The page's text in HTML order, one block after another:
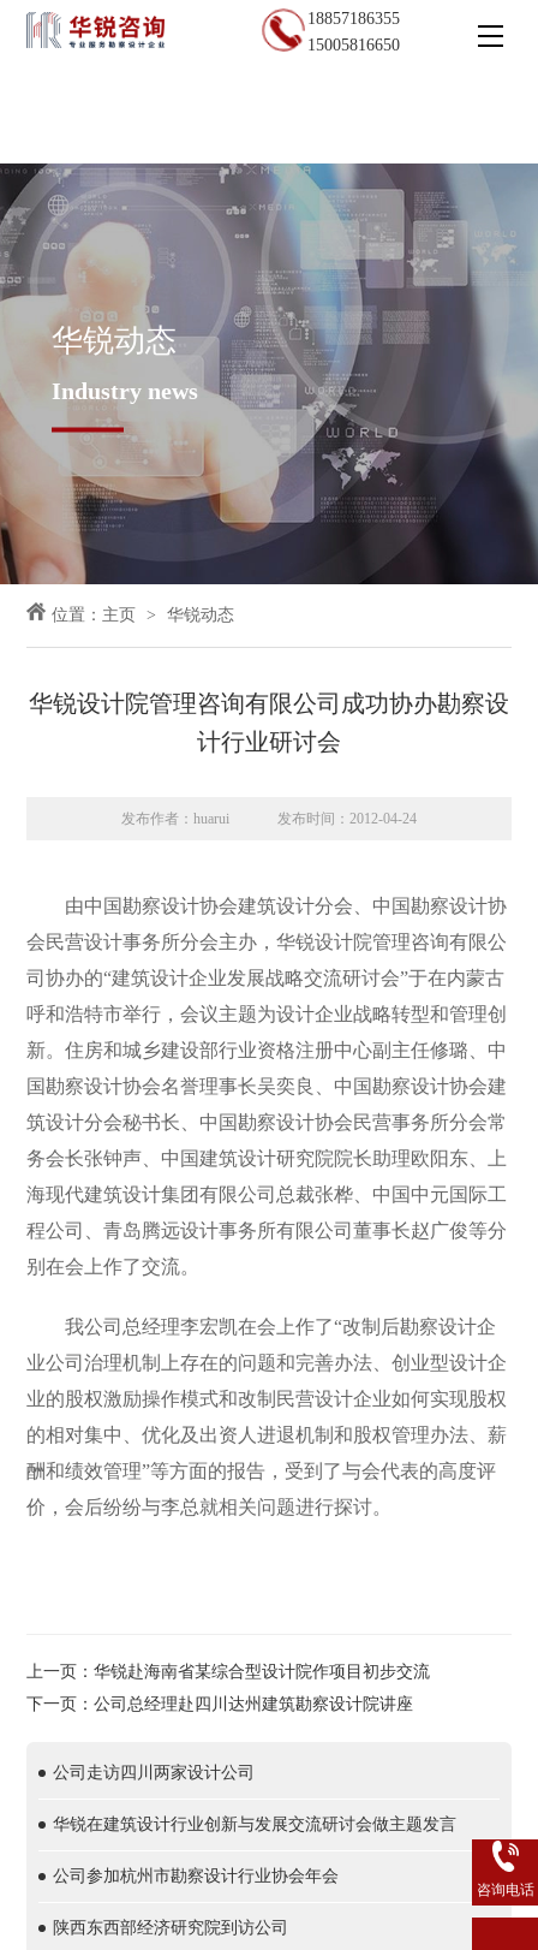
18857186355
15005816650
华锐动态
Industry news
位置： 主页 华锐动态
华锐设计院管理咨询有限公司成功协办勘察设
计行业研讨会
发布作者：huarui 发布时间：2012-04-24
由中国勘察设计协会建筑设计分会、中国勘察设计协
会民营设计事务所分会主办，华锐设计院管理咨询有限公
司协办的“建筑设计企业发展战略交流研讨会”于在内蒙古
呼和浩特市举行，会议主题为设计企业战略转型和管理创
新。住房和城乡建设部行业资格注册中心副主任修璐、中
国勘察设计协会名誉理事长吴奕良、中国勘察设计协会建
筑设计分会秘书长、中国勘察设计协会民营事务所分会常
务会长张钟声、中国建筑设计研究院院长助理欧阳东、上
海现代建筑设计集团有限公司总裁张桦、中国中元国际工
程公司、青岛腾远设计事务所有限公司董事长赵广俊等分
别在会上作了交流。
我公司总经理李宏凯在会上作了“改制后勘察设计企
业公司治理机制上存在的问题和完善办法、创业型设计企
业的股权激励操作模式和改制民营设计企业如何实现股权
的相对集中、优化及出资人进退机制和股权管理办法、薪
酬和绩效管理”等方面的报告，受到了与会代表的高度评
价，会后纷纷与李总就相关问题进行探讨。
上一页：华锐赴海南省某综合型设计院作项目初步交流
下一页：公司总经理赴四川达州建筑勘察设计院讲座
公司走访四川两家设计公司
华锐在建筑设计行业创新与发展交流研讨会做主题发言
公司参加杭州市勘察设计行业协会年会
陕西东西部经济研究院到访公司
咨询电话